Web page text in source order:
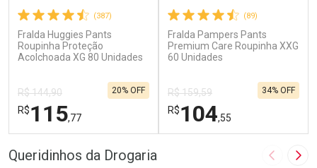
(387)
Fralda Huggies Pants
Roupinha Proteção
Acolchoada XG 80 Unidades
R$ 144,90
R$115,77
20% OFF
(89)
Fralda Pampers Pants
Premium Care Roupinha XXG
60 Unidades
R$ 159,59
R$104,55
34% OFF
Queridinhos da Drogaria Imagem